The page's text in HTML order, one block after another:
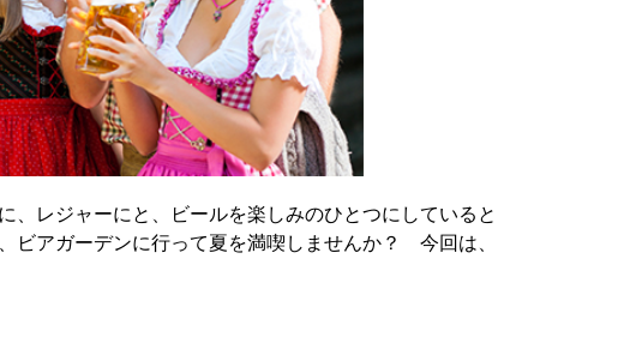
レジャーにと、ビールを楽しみのひとつにしていると
ビアガーデンに行って夏を満喫しませんか？ 今回は、